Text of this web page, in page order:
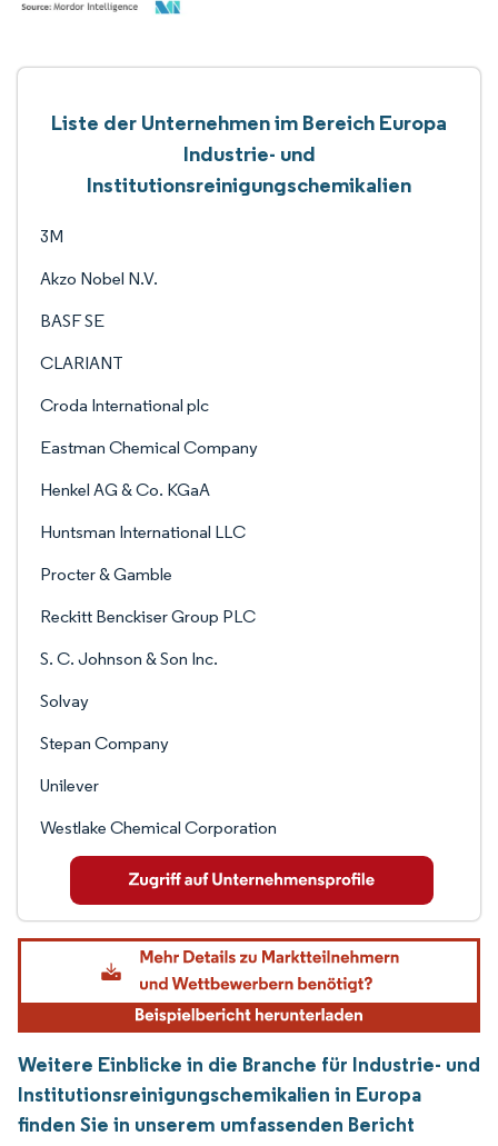
Liste der Unternehmen im Bereich Europa
Industrie- und
Institutionsreinigungschemikalien
3M
Akzo Nobel N.V.
BASF SE
CLARIANT
Croda International plc
Eastman Chemical Company
Henkel AG & Co. KGaA
Huntsman International LLC
Procter & Gamble
Reckitt Benckiser Group PLC
S. C. Johnson & Son Inc.
Solvay
Stepan Company
Unilever
Westlake Chemical Corporation
Weitere Einblicke in die Branche für Industrie- und
Institutionsreinigungschemikalien in Europa
finden Sie in unserem umfassenden Bericht